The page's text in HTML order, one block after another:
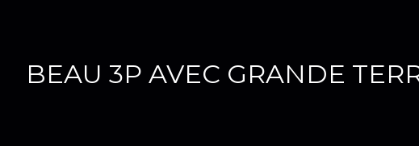
BEAU 3P AVEC GRANDE